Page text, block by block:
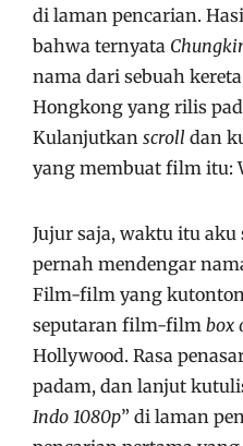
di laman pencarian.
bahwa ternyata
nama dari sebuah
Hongkong yang rilis
Kulanjutkan scroll dan
yang membuat film itu:
Jujur saja, waktu itu aku
pernah mendengar
Film-film yang
seputaran film-film box
Hollywood. Rasa
padam, dan lanjut
Indo 1080p” di laman